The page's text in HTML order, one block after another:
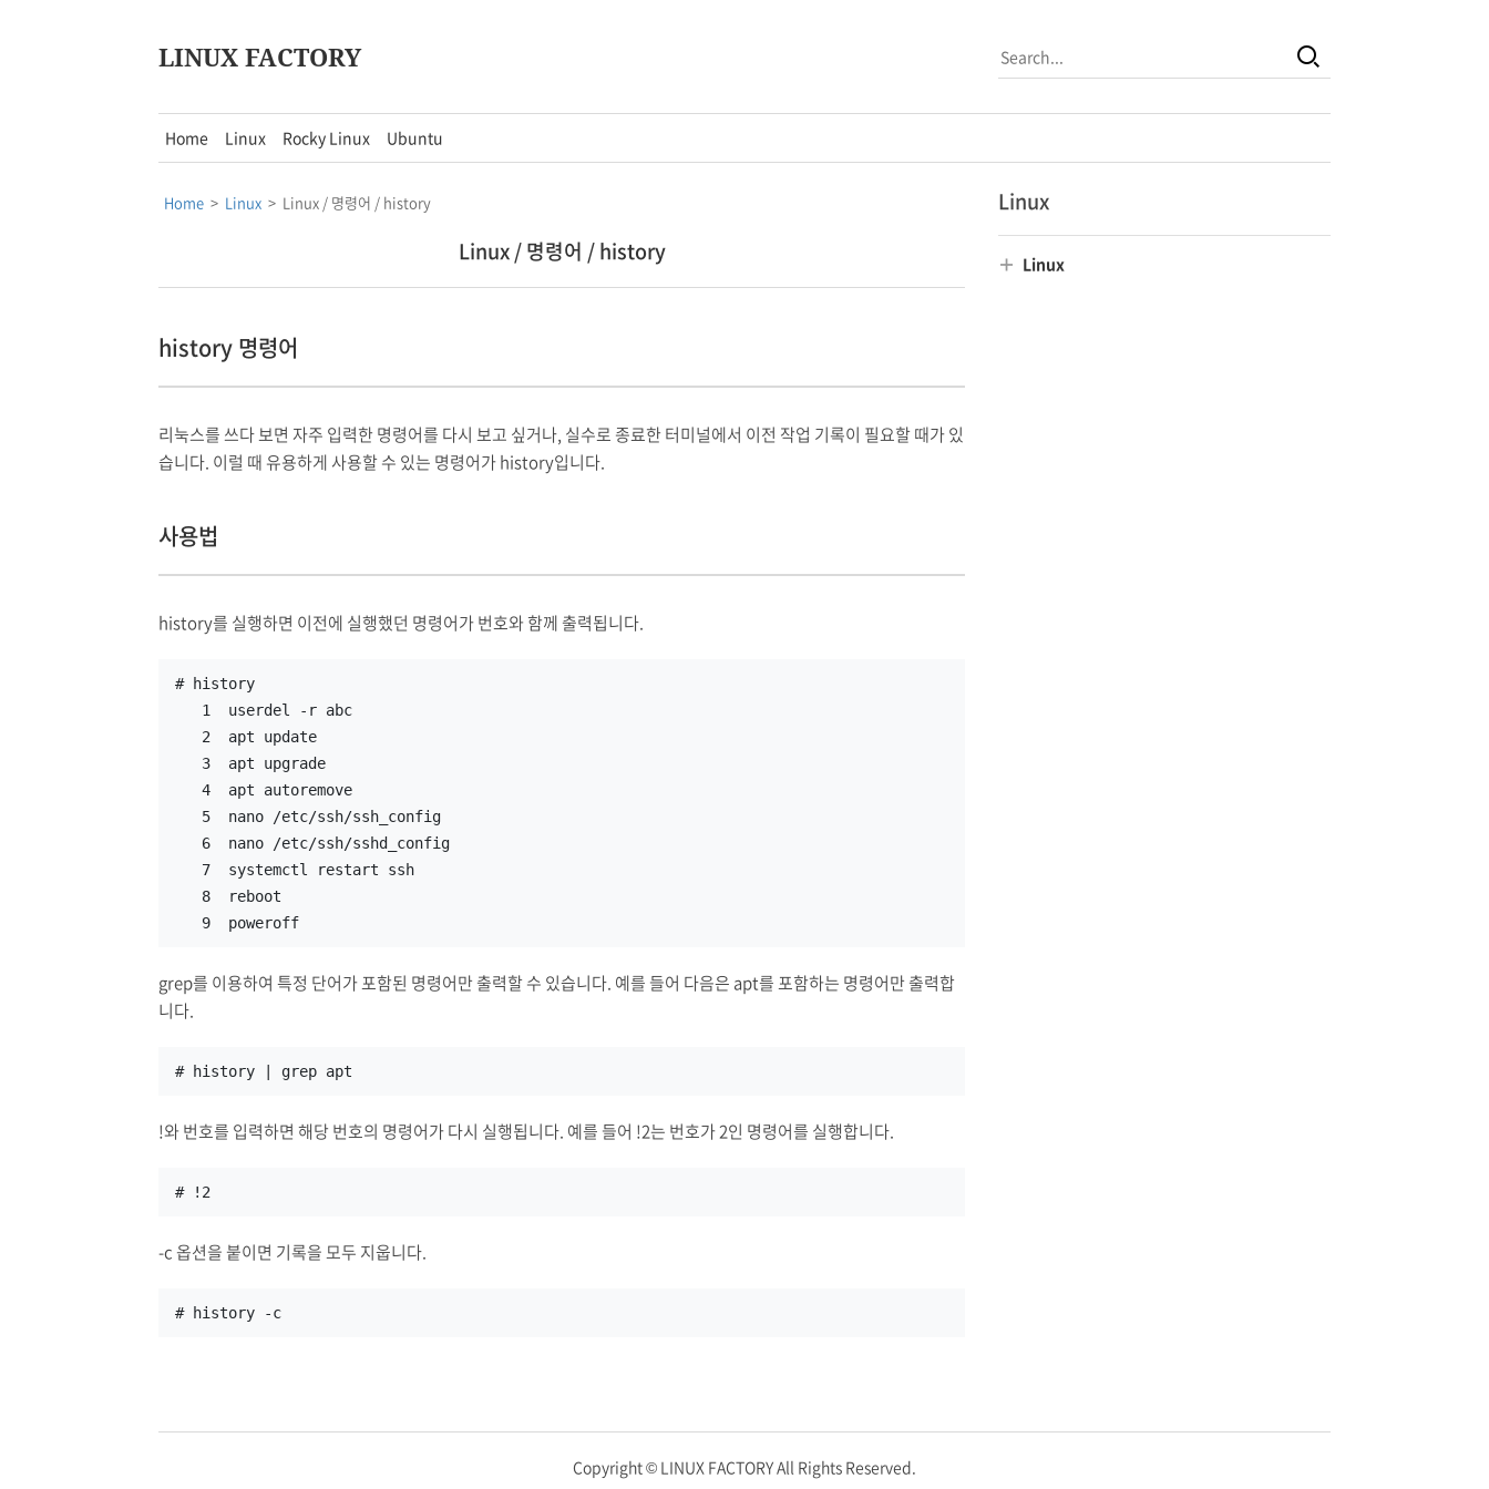
LINUX FACTORY
Home Linux Rocky Linux Ubuntu
Home > Linux > Linux / 명령어 / history
Linux / 명령어 / history
history 명령어
리눅스를 쓰다 보면 자주 입력한 명령어를 다시 보고 싶거나, 실수로 종료한 터미널에서 이전 작업 기록이 필요할 때가 있
습니다. 이럴 때 유용하게 사용할 수 있는 명령어가 history입니다.
사용법
history를 실행하면 이전에 실행했던 명령어가 번호와 함께 출력됩니다.
# history
   1  userdel -r abc
   2  apt update
   3  apt upgrade
   4  apt autoremove
   5  nano /etc/ssh/ssh_config
   6  nano /etc/ssh/sshd_config
   7  systemctl restart ssh
   8  reboot
   9  poweroff
grep를 이용하여 특정 단어가 포함된 명령어만 출력할 수 있습니다. 예를 들어 다음은 apt를 포함하는 명령어만 출력합
니다.
# history | grep apt
!와 번호를 입력하면 해당 번호의 명령어가 다시 실행됩니다. 예를 들어 !2는 번호가 2인 명령어를 실행합니다.
# !2
-c 옵션을 붙이면 기록을 모두 지웁니다.
# history -c
Linux
Linux
Copyright © LINUX FACTORY All Rights Reserved.